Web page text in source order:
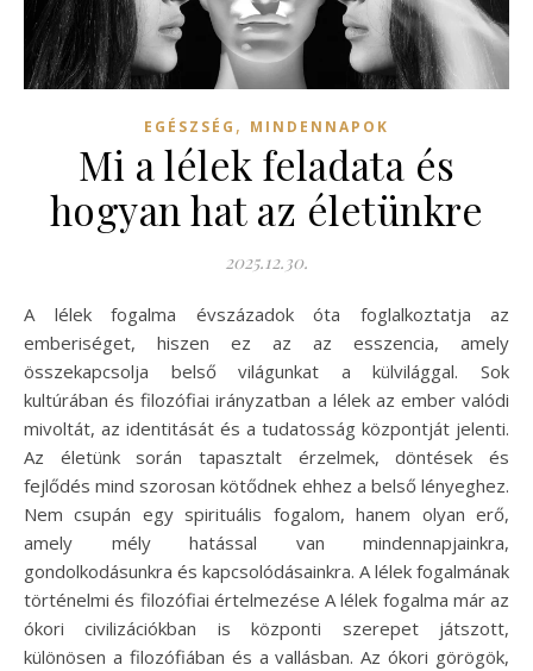
EGÉSZSÉG , MINDENNAPOK
Mi a lélek feladata és
hogyan hat az életünkre
2025.12.30.
A lélek fogalma évszázadok óta foglalkoztatja az
emberiséget, hiszen ez az az esszencia, amely
összekapcsolja belső világunkat a külvilággal. Sok
kultúrában és filozófiai irányzatban a lélek az ember valódi
mivoltát, az identitását és a tudatosság központját jelenti.
Az életünk során tapasztalt érzelmek, döntések és
fejlődés mind szorosan kötődnek ehhez a belső lényeghez.
Nem csupán egy spirituális fogalom, hanem olyan erő,
amely mély hatással van mindennapjainkra,
gondolkodásunkra és kapcsolódásainkra. A lélek fogalmának
történelmi és filozófiai értelmezése A lélek fogalma már az
ókori civilizációkban is központi szerepet játszott,
különösen a filozófiában és a vallásban. Az ókori görögök,